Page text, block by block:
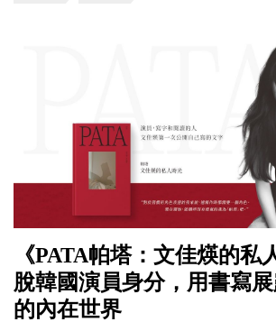
《PATA帕塔：文佳煐的私
脫韓國演員身分，用書寫
的內在世界